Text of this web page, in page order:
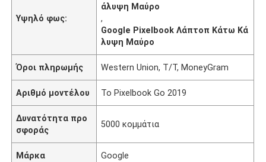
Υψηλό φως:
άλυψη Μαύρο
,
Google Pixelbook Λάπτοπ Κάτω Κά
λυψη Μαύρο
Όροι πληρωμής Western Union, T/T, MoneyGram
Αριθμό μοντέλου Το Pixelbook Go 2019
Δυνατότητα προ
σφοράς
5000 κομμάτια
Μάρκα Google